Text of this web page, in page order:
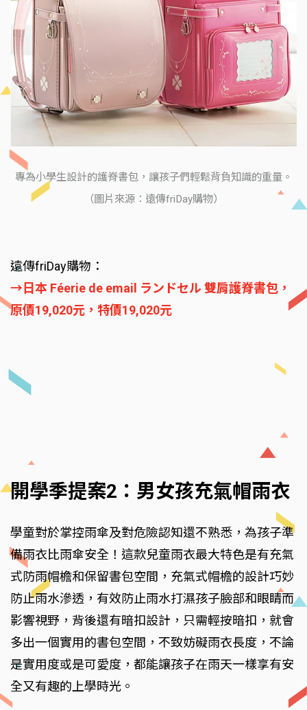
專為小學生設計的護脊書包，讓孩子們輕鬆背負知識的重量。
（圖片來源：遠傳friDay購物）
遠傳friDay購物：
→日本 Féerie de email ランドセル 雙肩護脊書包，
原價19,020元，特價19,020元
開學季提案2：男女孩充氣帽雨衣
學童對於掌控雨傘及對危險認知還不熟悉，為孩子準
備雨衣比雨傘安全！這款兒童雨衣最大特色是有充氣
式防雨帽檐和保留書包空間，充氣式帽檐的設計巧妙
防止雨水滲透，有效防止雨水打濕孩子臉部和眼睛而
影響視野，背後還有暗扣設計，只需輕按暗扣，就會
多出一個實用的書包空間，不致妨礙雨衣長度，不論
是實用度或是可愛度，都能讓孩子在雨天一樣享有安
全又有趣的上學時光。